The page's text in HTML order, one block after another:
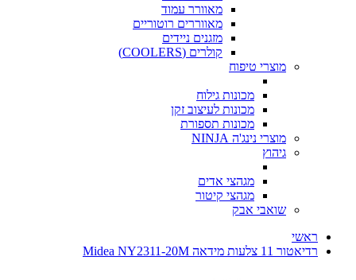
מאוורר עמוד
מאווררים רוטוריים
מזגנים ניידים
קולרים (COOLERS)
מוצרי טיפוח
מכונות גילוח
מכונות לעיצוב זקן
מכונות תספורת
מוצרי נינג'ה NINJA
גיהוץ
מגהצי אדים
מגהצי קיטור
שואבי אבק
ראשי
רדיאטור 11 צלעות מידאה Midea NY2311-20M